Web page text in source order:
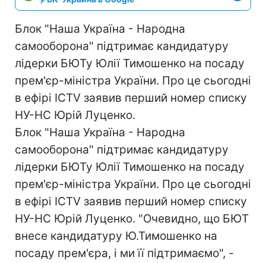
Блок "Наша Україна - Народна
самооборона" підтримає кандидатуру
лідерки БЮТу Юлії Тимошенко на посаду
прем'єр-міністра України. Про це сьогодні
в ефірі ICTV заявив перший номер списку
НУ-НС Юрій Луценко.
Блок "Наша Україна - Народна
самооборона" підтримає кандидатуру
лідерки БЮТу Юлії Тимошенко на посаду
прем'єр-міністра України. Про це сьогодні
в ефірі ICTV заявив перший номер списку
НУ-НС Юрій Луценко. "Очевидно, що БЮТ
внесе кандидатуру Ю.Тимошенко на
посаду прем'єра, і ми її підтримаємо", -